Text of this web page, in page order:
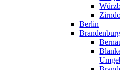
Berlin
Brandenburg